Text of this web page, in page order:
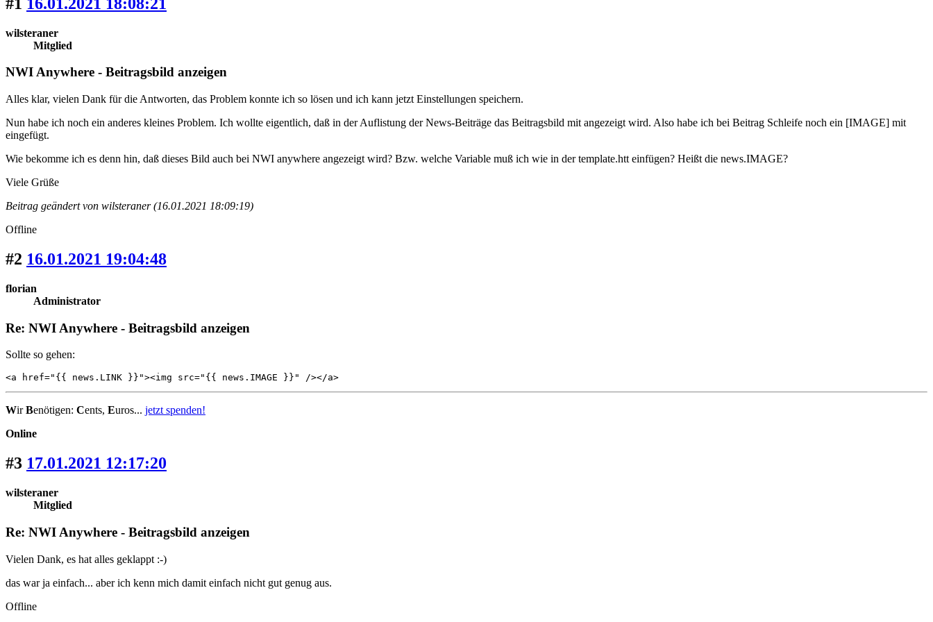
wilsteraner
Mitglied
NWI Anywhere - Beitragsbild anzeigen
Alles klar, vielen Dank für die Antworten, das Problem konnte ich so lösen und ich kann jetzt Einstellungen speichern.
Nun habe ich noch ein anderes kleines Problem. Ich wollte eigentlich, daß in der Auflistung der News-Beiträge das Beitragsbild mit angezeigt wird. Also habe ich bei Beitrag Schleife noch ein [IMAGE] mit
eingefügt.
Wie bekomme ich es denn hin, daß dieses Bild auch bei NWI anywhere angezeigt wird? Bzw. welche Variable muß ich wie in der template.htt einfügen? Heißt die news.IMAGE?
Viele Grüße
Beitrag geändert von wilsteraner (16.01.2021 18:09:19)
Offline
#2 16.01.2021 19:04:48
florian
Administrator
Re: NWI Anywhere - Beitragsbild anzeigen
Sollte so gehen:
<a href="{{ news.LINK }}"><img src="{{ news.IMAGE }}" /></a>
WirBenötigen: Cents, Euros... jetzt spenden!
Online
#3 17.01.2021 12:17:20
wilsteraner
Mitglied
Re: NWI Anywhere - Beitragsbild anzeigen
Vielen Dank, es hat alles geklappt :-)
das war ja einfach... aber ich kenn mich damit einfach nicht gut genug aus.
Offline